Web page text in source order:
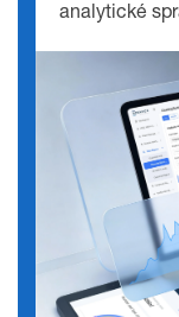
analytické